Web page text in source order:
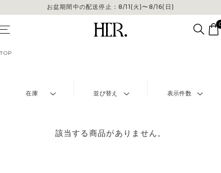
お盆期間中の配送停止：8/11(火)〜8/16(日)
TOP
在庫 並び替え 表示件数
該当する商品がありません。